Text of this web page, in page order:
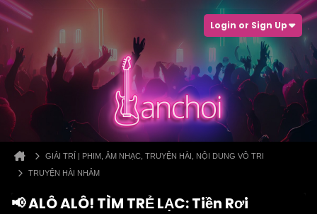
Login or Sign Up
GIẢI TRÍ | PHIM, ÂM NHẠC, TRUYỆN HÀI, NỘI DUNG VÔ TRI
TRUYỆN HÀI NHẢM
📢 ALÔ ALÔ! TÌM TRẺ LẠC: Tiền Rơi